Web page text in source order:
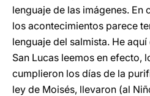
lenguaje de las imágenes. En
los acontecimientos parece
lenguaje del salmista. He
San Lucas leemos en efecto,
cumplieron los días de la
ley de Moisés, llevaron (al